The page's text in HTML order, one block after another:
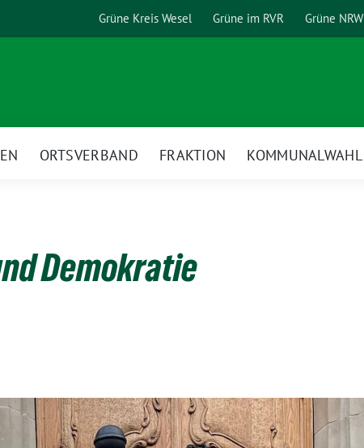
Grüne Kreis Wesel Grüne im RVR Grüne NRW
ORTSVERBAND FRAKTION KOMMUNALWAHL
Demokratie